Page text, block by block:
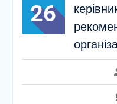
26